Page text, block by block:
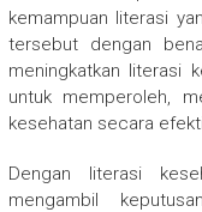
kemampuan literasi
tersebut dengan
meningkatkan literasi
untuk memperoleh,
kesehatan secara
Dengan literasi
mengambil